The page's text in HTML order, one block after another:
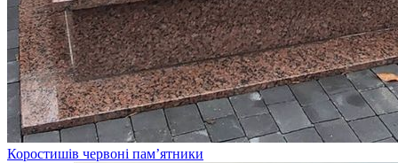
Коростишів червоні пам’ятники